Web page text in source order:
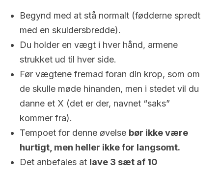
Begynd med at stå normalt (fødderne spredt
med en skuldersbredde).
Du holder en vægt i hver hånd, armene
strukket ud til hver side.
Før vægtene fremad foran din krop, som om
de skulle møde hinanden, men i stedet vil du
danne et X (det er der, navnet “saks”
kommer fra).
Tempoet for denne øvelse bør ikke være
hurtigt, men heller ikke for langsomt.
Det anbefales at lave 3 sæt af 10